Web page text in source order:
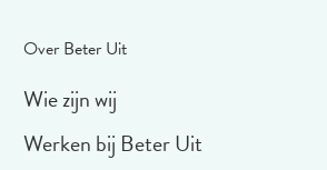
Over Beter Uit
Wie zijn wij
Werken bij Beter Uit